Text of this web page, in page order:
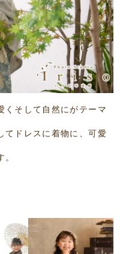
くそして自然にがテーマ
てドレスに着物に、可愛